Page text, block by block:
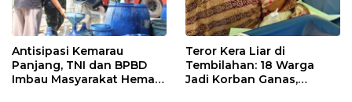
Antisipasi Kemarau
Panjang, TNI dan BPBD
Imbau Masyarakat Hemat
Teror Kera Liar di
Tembilahan: 18 Warga
Jadi Korban Ganas,